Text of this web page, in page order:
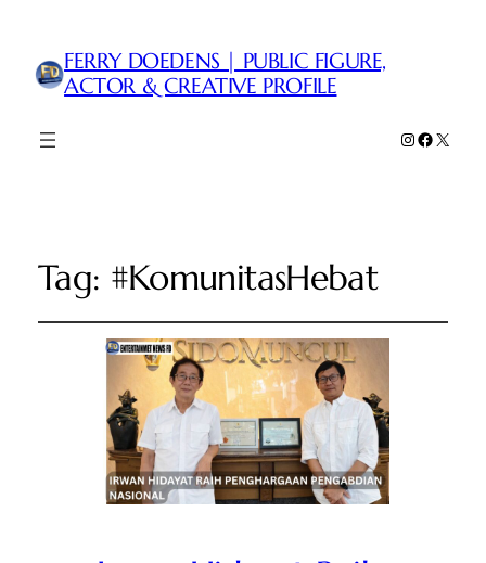
FERRY DOEDENS | PUBLIC FIGURE,
ACTOR & CREATIVE PROFILE
Instagram
Facebook
X
Tag: #KomunitasHebat